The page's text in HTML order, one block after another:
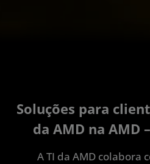
Soluções para
da AMD na AMD
A TI da AMD colabora